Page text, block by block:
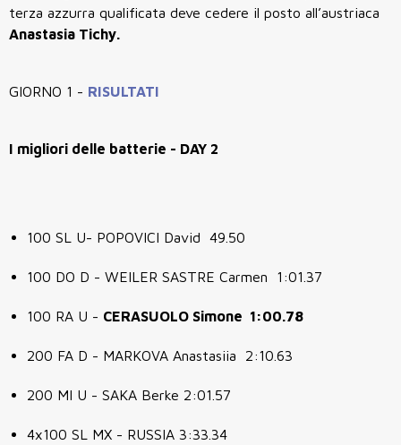
terza azzurra qualificata deve cedere il posto all’austriaca
Anastasia Tichy.
GIORNO 1 - RISULTATI
I migliori delle batterie - DAY 2
100 SL U- POPOVICI David 49.50
100 DO D - WEILER SASTRE Carmen 1:01.37
100 RA U - CERASUOLO Simone 1:00.78
200 FA D - MARKOVA Anastasiia 2:10.63
200 MI U - SAKA Berke 2:01.57
4x100 SL MX - RUSSIA 3:33.34